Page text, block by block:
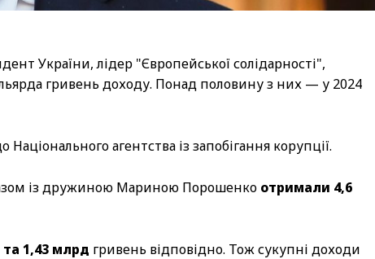
України, лідер "Європейської солідарності",
гривень доходу. Понад половину з них — у 2024
агентства із запобігання корупції.
із дружиною Мариною Порошенко отримали 4,6
1,43 млрд гривень відповідно. Тож сукупні доходи